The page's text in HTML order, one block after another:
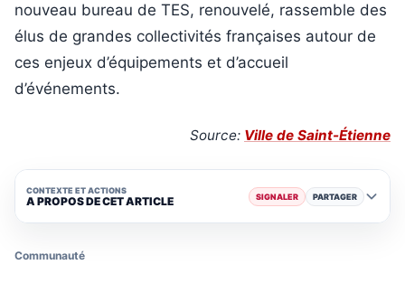
nouveau bureau de TES, renouvelé, rassemble des
élus de grandes collectivités françaises autour de
ces enjeux d’équipements et d’accueil
d’événements.
Source: Ville de Saint-Étienne
CONTEXTE ET ACTIONS
A PROPOS DE CET ARTICLE SIGNALER PARTAGER
Communauté